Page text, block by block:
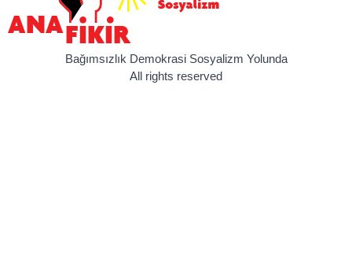
Bağımsızlık Demokrasi Sosyalizm Yolunda
All rights reserved